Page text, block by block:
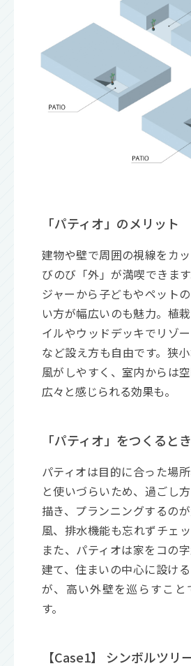
「パティオ」のメリット
建物や壁で周囲の視線をカ
びのび「外」が満喫できま
ジャーから子どもやペット
い方が幅広いのも魅力。植
イルやウッドデッキでリゾー
など設え方も自由です。狭
風がしやすく、室内からは
広々と感じられる効果も。
「パティオ」をつくると
パティオは目的に合った場
と使いづらいため、過ごし
描き、プランニングするの
風、排水機能も忘れずチェッ
また、パティオは家をコの
建て、住まいの中心に設け
が、高い外壁を巡らすこと
す。
【Case1】 シンボルツ